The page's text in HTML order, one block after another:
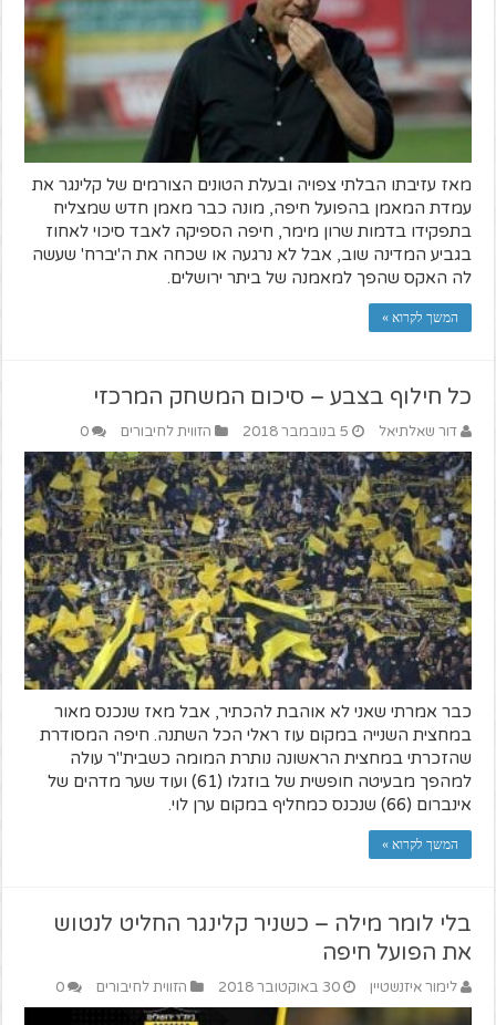
מאז עזיבתו הבלתי צפויה ובעלת הטונים הצורמים של קלינגר את
עמדת המאמן בהפועל חיפה, מונה כבר מאמן חדש שמצליח
בתפקידו בדמות שרון מימר, חיפה הספיקה לאבד סיכוי לאחוז
בגביע המדינה שוב, אבל לא נרגעה או שכחה את ה'יברח' שעשה
לה האקס שהפך למאמנה של ביתר ירושלים.
המשך לקרוא »
כל חילוף בצבע – סיכום המשחק המרכזי
דור שאלתיאל 5 בנובמבר 2018 הזווית לחיבורים 0
כבר אמרתי שאני לא אוהבת להכתיר, אבל מאז שנכנס מאור
במחצית השנייה במקום עוז ראלי הכל השתנה. חיפה המסודרת
שהזכרתי במחצית הראשונה נותרת המומה כשבית"ר עולה
למהפך מבעיטה חופשית של בוזגלו (61) ועוד שער מדהים של
אינברום (66) שנכנס כמחליף במקום ערן לוי.
המשך לקרוא »
בלי לומר מילה – כשניר קלינגר החליט לנטוש
את הפועל חיפה
לימור איזנשטיין 30 באוקטובר 2018 הזווית לחיבורים 0